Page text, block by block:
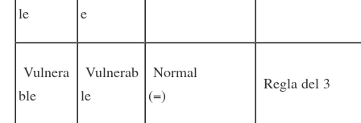
le
e
Vulnera
ble
Vulnerab
le
Normal
(=)
Regla del 3